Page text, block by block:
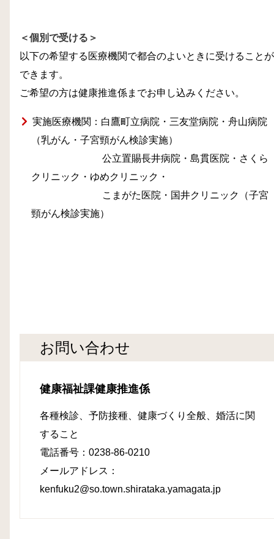
＜個別で受ける＞
以下の希望する医療機関で都合のよいときに受けることが
できます。
ご希望の方は健康推進係までお申し込みください。
実施医療機関：白鷹町立病院・三友堂病院・舟山病院
（乳がん・子宮頸がん検診実施）
公立置賜長井病院・島貫医院・さくら
クリニック・ゆめクリニック・
こまがた医院・国井クリニック（子宮
頸がん検診実施）
お問い合わせ
健康福祉課健康推進係
各種検診、予防接種、健康づくり全般 、婚活に関
すること
電話番号：0238-86-0210
メールアドレス：
kenfuku2@so.town.shirataka.yamagata.jp